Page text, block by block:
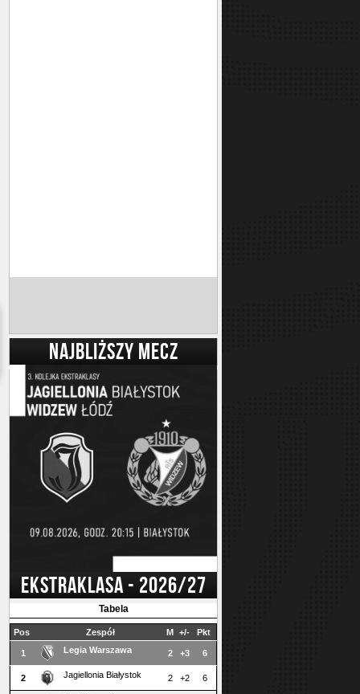
NAJBLIŻSZY MECZ
EKSTRAKLASA - 2026/27
Tabela
Pos Zespół M +/- Pkt
1 Legia Warszawa 2 +3 6
2 Jagiellonia Białystok 2 +2 6